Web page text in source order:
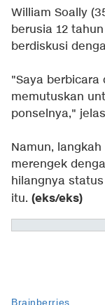
William Soally
berusia 12
berdiskusi
"Saya berbicara
memutuskan
ponselnya,"
Namun,
merengek
hilangnya
itu. (eks/eks)